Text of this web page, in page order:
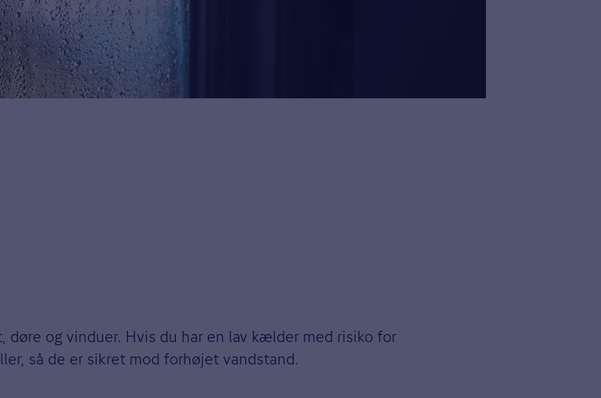
problemer kan hurtigt blive dyre, hvis de ikke opdages i tide.
og vinduer. Hvis du har en lav kælder med risiko for
så de er sikret mod forhøjet vandstand.